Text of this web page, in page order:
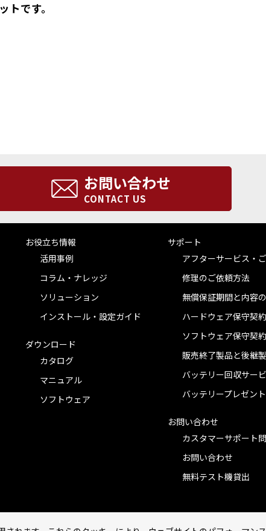
トです。
お問い合わせ
CONTACT US
お役立ち情報
活用事例
コラム・ナレッジ
ソリューション
インストール・設定ガイド
ダウンロード
カタログ
マニュアル
ソフトウェア
サポート
アフターサービス・
修理のご依頼方法
無償保証期間と内容
ハードウェア保守契
ソフトウェア保守契
販売終了製品と後継
バッテリー回収サー
バッテリープレゼン
お問い合わせ
カスタマーサポート
お問い合わせ
無料テスト機貸出